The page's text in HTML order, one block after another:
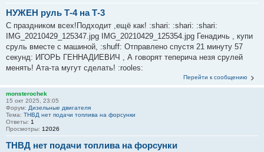
НУЖЕН руль Т-4 на Т-3
С праздником всех!Подходит ,ещё как! :shari: :shari: :shari:
IMG_20210429_125347.jpg IMG_20210429_125354.jpg Генадичь , купи
сруль вместе с машиной, :shuff: Отправлено спустя 21 минуту 57
секунд: ИГОРЬ ГЕННАДИЕВИЧ , А говорят теперича незя срулей
менять! Ата-та мугут сделать! :rooles:
Перейти к сообщению
monsterochek
15 окт 2025, 23:05
Форум: Дизельные двигателя
Тема: ТНВД нет подачи топлива на форсунки
Ответы: 1
Просмотры: 12026
ТНВД нет подачи топлива на форсунки